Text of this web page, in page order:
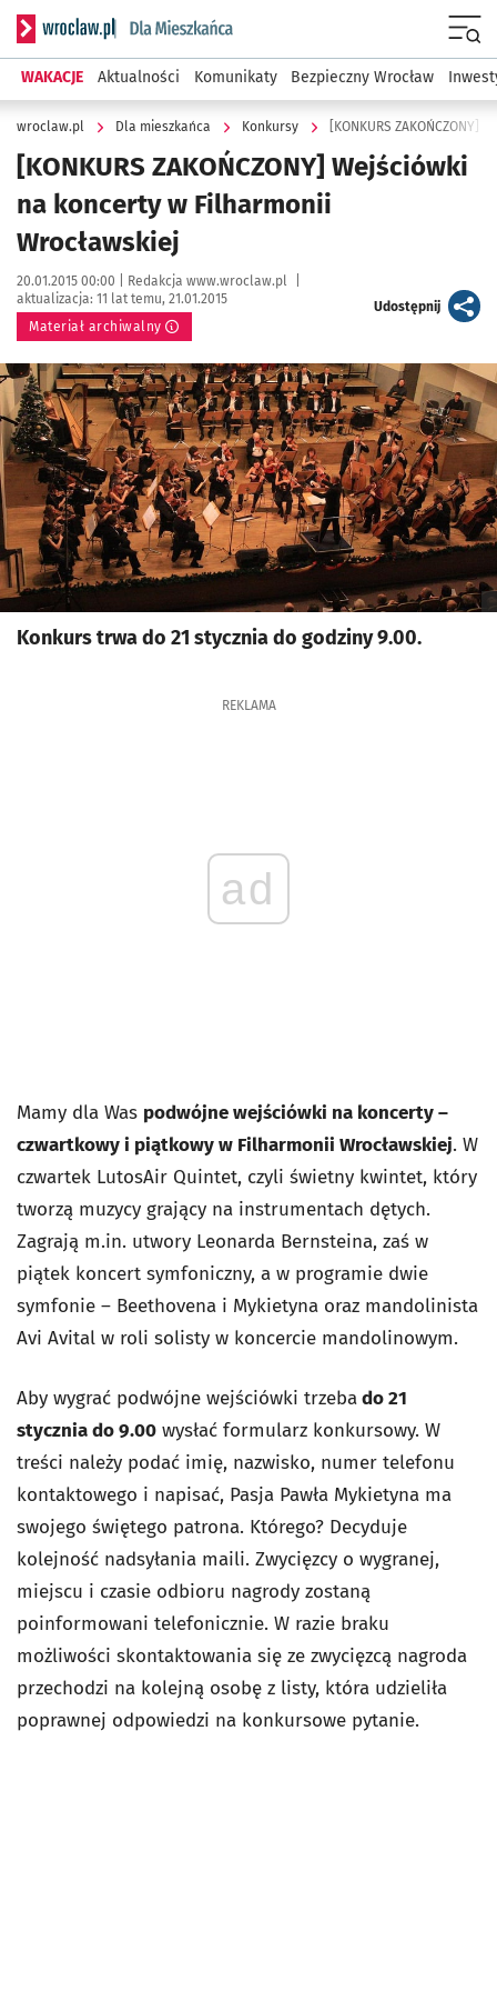
Serwis informacyjny wroclaw.pl podserwis: Dla mieszkańca
WAKACJE Aktualności Komunikaty Bezpieczny Wrocław
wroclaw.pl Dla mieszkańca Konkursy [KONKURS
[KONKURS ZAKOŃCZONY] Wejściówki
na koncerty w Filharmonii
Wrocławskiej
Data publikacji:
20.01.2015 00:00 | Autor:
Redakcja www.wroclaw.pl
aktualizacja: 11 lat temu, 21.01.2015
Materiał archiwalny
Udostępnijartykuł
Kliknij, aby powiększyć
Konkurs trwa do 21 stycznia do godziny 9.00.
REKLAMA
ad
Mamy dla Was podwójne wejściówki na koncerty –
czwartkowy i piątkowy w Filharmonii Wrocławskiej. W
czwartek LutosAir Quintet, czyli świetny kwintet, który
tworzą muzycy grający na instrumentach dętych.
Zagrają m.in. utwory Leonarda Bernsteina, zaś w
piątek koncert symfoniczny, a w programie dwie
symfonie – Beethovena i Mykietyna oraz mandolinista
Avi Avital w roli solisty w koncercie mandolinowym.
Aby wygrać podwójne wejściówki trzebado 21
stycznia do 9.00 wysłać formularz konkursowy. W
treści należy podać imię, nazwisko, numer telefonu
kontaktowego i napisać, Pasja Pawła Mykietyna ma
swojego świętego patrona. Którego? Decyduje
kolejność nadsyłania maili. Zwycięzcy o wygranej,
miejscu i czasie odbioru nagrody zostaną
poinformowani telefonicznie. W razie braku
możliwości skontaktowania się ze zwycięzcą nagroda
przechodzi na kolejną osobę z listy, która udzieliła
poprawnej odpowiedzi na konkursowe pytanie.